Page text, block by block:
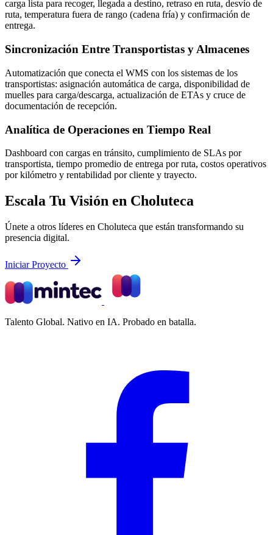
carga lista para recoger, llegada a destino, retraso en ruta, desvío de
ruta, temperatura fuera de rango (cadena fría) y confirmación de
entrega.
Sincronización Entre Transportistas y Almacenes
Automatización que conecta el WMS con los sistemas de los
transportistas: asignación automática de carga, disponibilidad de
muelles para carga/descarga, actualización de ETAs y cruce de
documentación de recepción.
Analítica de Operaciones en Tiempo Real
Dashboard con cargas en tránsito, cumplimiento de SLAs por
transportista, tiempo promedio de entrega por ruta, costos operativos
por kilómetro y rentabilidad por cliente y trayecto.
Escala Tu Visión en Choluteca
Únete a otros líderes en Choluteca que están transformando su
presencia digital.
Iniciar Proyecto
Talento Global. Nativo en IA. Probado en batalla.